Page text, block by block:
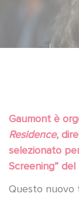
Gaumont è
Residence,
selezionato
Screening”
Questo nuovo